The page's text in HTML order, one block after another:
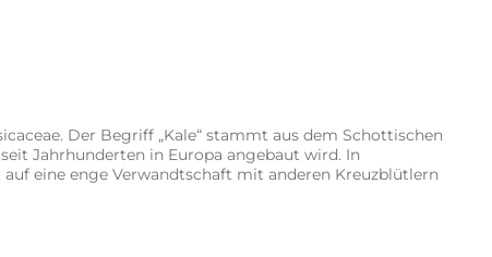
Der Begriff „Kale“ stammt aus dem Schottischen
Jahrhunderten in Europa angebaut wird. In
eine enge Verwandtschaft mit anderen Kreuzblütlern